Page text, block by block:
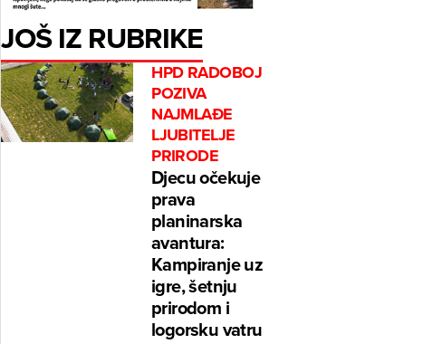
JOŠ IZ RUBRIKE
HPD RADOBOJ
POZIVA
NAJMLAĐE
LJUBITELJE
PRIRODE
Djecu očekuje
prava
planinarska
avantura:
Kampiranje uz
igre, šetnju
prirodom i
logorsku vatru